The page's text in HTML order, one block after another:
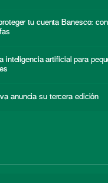
tu cuenta Banesco:
inteligencia artificial para
anuncia su tercera edición